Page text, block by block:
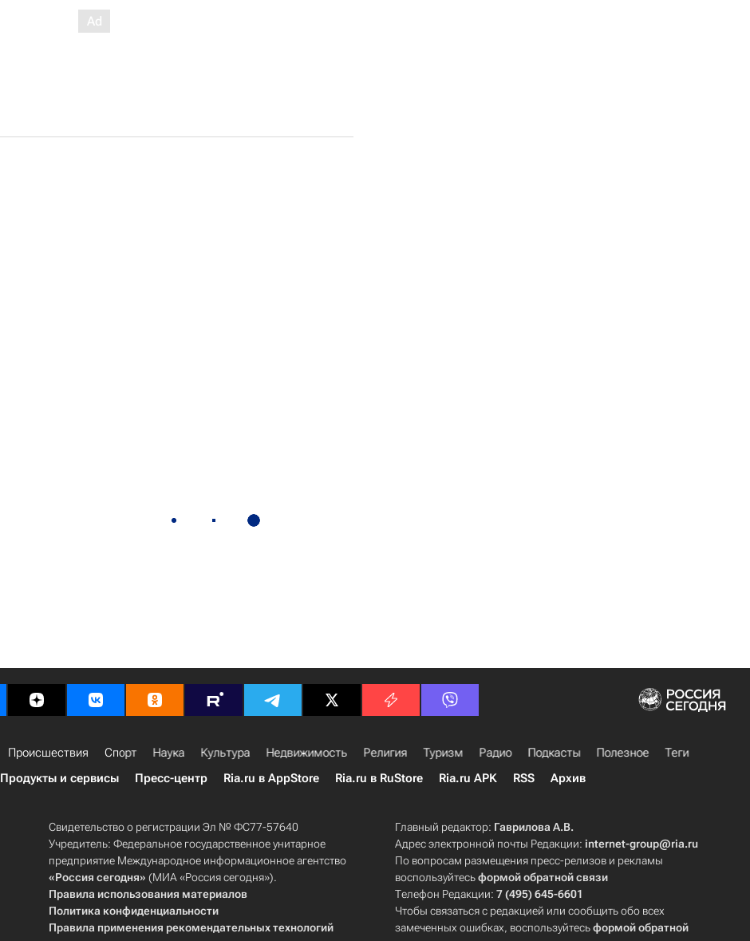
Происшествия Спорт Наука Культура Недвижимость Религия Туризм Радио Подкасты Полезное
Теги
Продукты и сервисы Пресс-центр Ria.ru в AppStore Ria.ru в RuStore Ria.ru APK RSS Архив
Свидетельство о регистрации Эл № ФС77-57640
Учредитель: Федеральное государственное унитарное
предприятие Международное информационное агентство
«Россия сегодня» (МИА «Россия сегодня»).
Правила использования материалов
Политика конфиденциальности
Правила применения рекомендательных технологий
Главный редактор: Гаврилова А.В.
Адрес электронной почты Редакции:internet-group@ria.ru
По вопросам размещения пресс-релизов и рекламы
воспользуйтесьформой обратной связи
Телефон Редакции:7 (495) 645-6601
Чтобы связаться с редакцией или сообщить обо всех
замеченных ошибках, воспользуйтесьформой обратной